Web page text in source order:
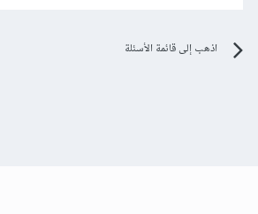
اذهب إلى قائمة الأسئلة